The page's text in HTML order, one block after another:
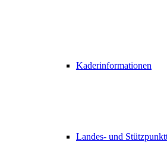
Kaderinformationen
Landes- und